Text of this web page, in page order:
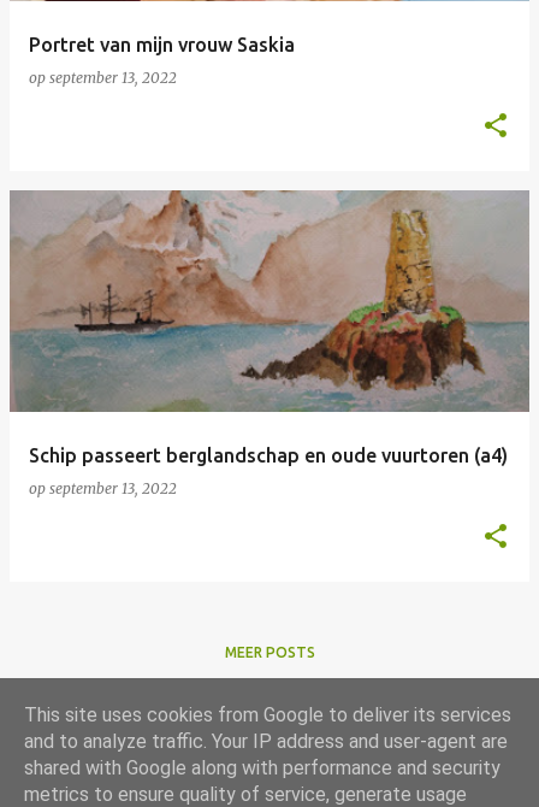
Portret van mijn vrouw Saskia
op september 13, 2022
Schip passeert berglandschap en oude vuurtoren (a4)
op september 13, 2022
MEER POSTS
This site uses cookies from Google to deliver its services
and to analyze traffic. Your IP address and user-agent are
shared with Google along with performance and security
metrics to ensure quality of service, generate usage